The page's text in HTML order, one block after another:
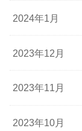
2024年1月
2023年12月
2023年11月
2023年10月